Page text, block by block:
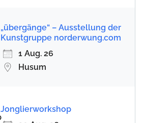
„übergänge“ – Ausstellung der
Kunstgruppe norderwung.com
1 Aug. 26
Husum
Jonglierworkshop